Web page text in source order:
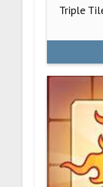
Triple